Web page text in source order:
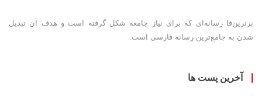
رسانه‌ای که برای نیاز جامعه شکل گرفته است و هدف آن تبدیل
جامع‌ترین رسانه فارسی است.
پست ها